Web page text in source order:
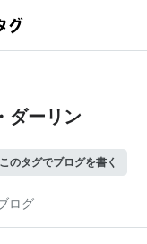
ダーリン
このタグでブログを書く
ログ